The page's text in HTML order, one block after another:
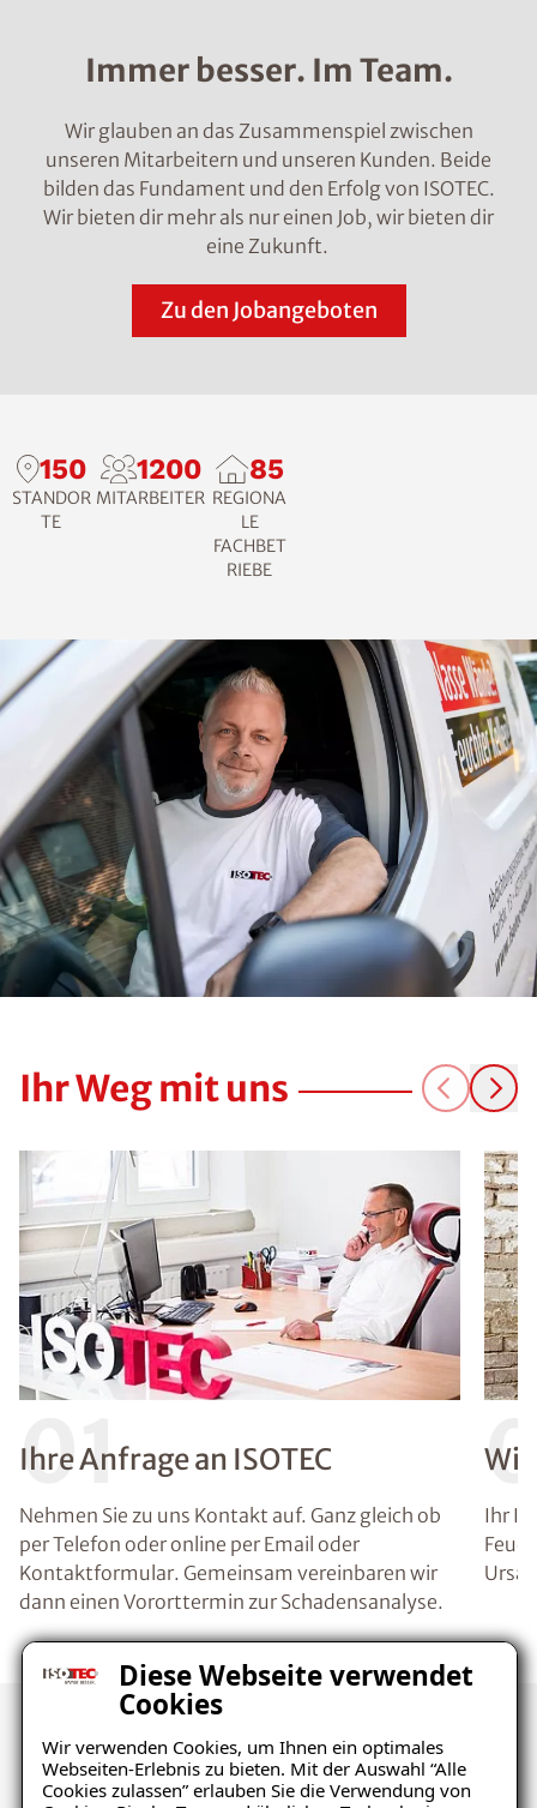
Diese Webseite verwendet
Cookies
Wir verwenden Cookies, um Ihnen ein optimales
Webseiten-Erlebnis zu bieten. Mit der Auswahl “Alle
Cookies zulassen” erlauben Sie die Verwendung von
Immer besser. Im Team.
Wir glauben an das Zusammenspiel zwischen
unseren Mitarbeitern und unseren Kunden. Beide
bilden das Fundament und den Erfolg von ISOTEC.
Wir bieten dir mehr als nur einen Job, wir bieten dir
eine Zukunft.
Zu den Jobangeboten
150
STANDOR
TE
1200
MITARBEITER
85
REGIONA
LE
FACHBET
RIEBE
Ihr Weg mit uns
01
Ihre Anfrage an ISOTEC
Nehmen Sie zu uns Kontakt auf. Ganz gleich ob
per Telefon oder online per Email oder
Kontaktformular. Gemeinsam vereinbaren wir
dann einen Vororttermin zur Schadensanalyse.
Wir
Ihr
Kunden über uns